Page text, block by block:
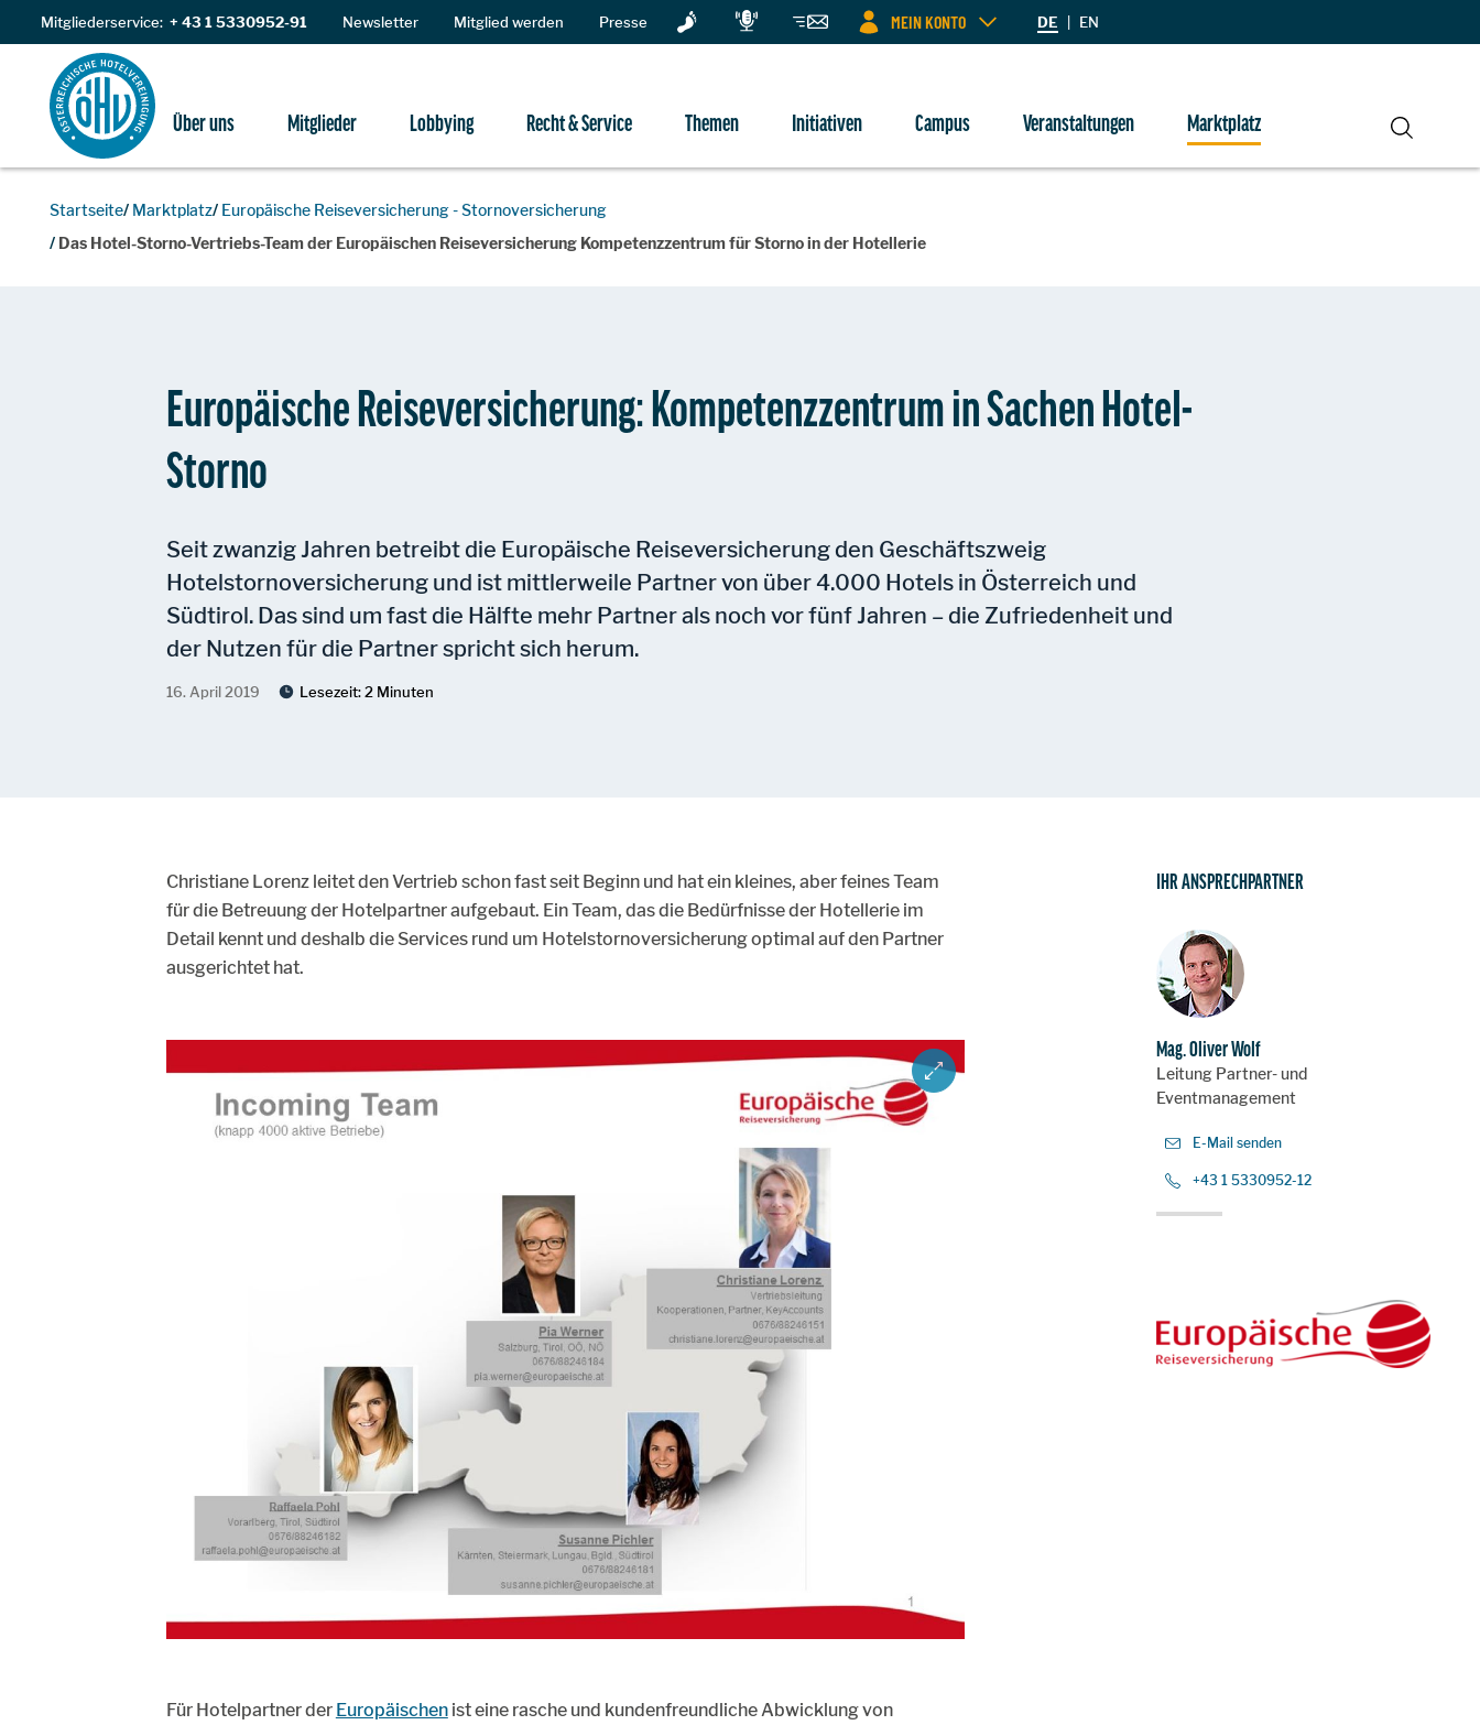
Zum Inhalt
Mitgliederservice: + 43 1 5330952-91 Newsletter Mitglied werden Presse MEIN KONTO DE | EN
Über uns Mitglieder Lobbying Recht & Service Themen Initiativen Campus Veranstaltungen
Marktplatz
Suche
Startseite Marktplatz Europäische Reiseversicherung - Stornoversicherung
Das Hotel-Storno-Vertriebs-Team der Europäischen Reiseversicherung Kompetenzzentrum für Storno in der Hotellerie
Europäische Reiseversicherung: Kompetenzzentrum in Sachen Hotel-
Storno
Seit zwanzig Jahren betreibt die Europäische Reiseversicherung den Geschäftszweig
Hotelstornoversicherung und ist mittlerweile Partner von über 4.000 Hotels in Österreich und
Südtirol. Das sind um fast die Hälfte mehr Partner als noch vor fünf Jahren – die Zufriedenheit und
der Nutzen für die Partner spricht sich herum.
16. April 2019 Lesezeit:2 Minuten
Christiane Lorenz leitet den Vertrieb schon fast seit Beginn und hat ein kleines, aber feines Team
für die Betreuung der Hotelpartner aufgebaut. Ein Team, das die Bedürfnisse der Hotellerie im
Detail kennt und deshalb die Services rund um Hotelstornoversicherung optimal auf den Partner
ausgerichtet hat.
ZOOM IMAGE
Für Hotelpartner der Europäischenist eine rasche und kundenfreundliche Abwicklung von
IHR ANSPRECHPARTNER
Mag. Oliver Wolf
Leitung Partner- und
Eventmanagement
E-Mail senden
+43 1 5330952-12